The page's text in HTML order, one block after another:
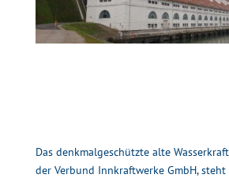
Das denkmalgeschützte alte
der Verbund Innkraftwerke GmbH,